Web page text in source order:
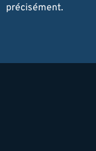
précisément.